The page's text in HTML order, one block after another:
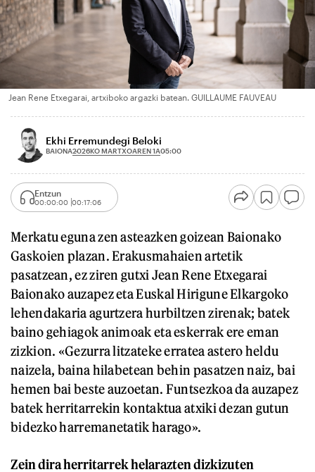
Jean Rene Etxegarai, artxiboko argazki batean. GUILLAUME FAUVEAU
Ekhi Erremundegi Beloki
BAIONA2026KO MARTXOAREN 1A05:00
Entzun
00:00:00 00:17:06
Merkatu eguna zen asteazken goizean Baionako
Gaskoien plazan. Erakusmahaien artetik
pasatzean, ez ziren gutxi Jean Rene Etxegarai
Baionako auzapez eta Euskal Hirigune Elkargoko
lehendakaria agurtzera hurbiltzen zirenak; batek
baino gehiagok animoak eta eskerrak ere eman
zizkion. «Gezurra litzateke erratea astero heldu
naizela, baina hilabetean behin pasatzen naiz, bai
hemen bai beste auzoetan. Funtsezkoa da auzapez
batek herritarrekin kontaktua atxiki dezan gutun
bidezko harremanetatik harago».
Zein dira herritarrek helarazten dizkizuten